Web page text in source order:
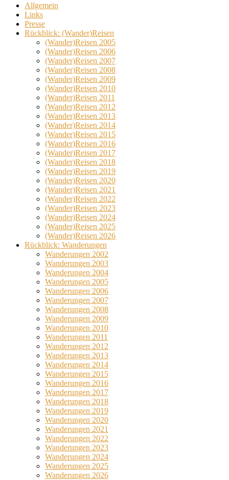
Allgemein
Links
Presse
Rückblick: (Wander)Reisen
(Wander)Reisen 2005
(Wander)Reisen 2006
(Wander)Reisen 2007
(Wander)Reisen 2008
(Wander)Reisen 2009
(Wander)Reisen 2010
(Wander)Reisen 2011
(Wander)Reisen 2012
(Wander)Reisen 2013
(Wander)Reisen 2014
(Wander)Reisen 2015
(Wander)Reisen 2016
(Wander)Reisen 2017
(Wander)Reisen 2018
(Wander)Reisen 2019
(Wander)Reisen 2020
(Wander)Reisen 2021
(Wander)Reisen 2022
(Wander)Reisen 2023
(Wander)Reisen 2024
(Wander)Reisen 2025
(Wander)Reisen 2026
Rückblick: Wanderungen
Wanderungen 2002
Wanderungen 2003
Wanderungen 2004
Wanderungen 2005
Wanderungen 2006
Wanderungen 2007
Wanderungen 2008
Wanderungen 2009
Wanderungen 2010
Wanderungen 2011
Wanderungen 2012
Wanderungen 2013
Wanderungen 2014
Wanderungen 2015
Wanderungen 2016
Wanderungen 2017
Wanderungen 2018
Wanderungen 2019
Wanderungen 2020
Wanderungen 2021
Wanderungen 2022
Wanderungen 2023
Wanderungen 2024
Wanderungen 2025
Wanderungen 2026